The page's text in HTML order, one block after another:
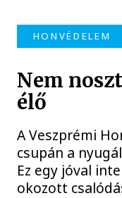
HONVÉDELEM
Nem
élő
A Veszprémi
csupán a
Ez egy jóval
okozott